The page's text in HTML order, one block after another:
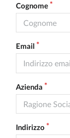
Cognome
Email
Azienda
Indirizzo